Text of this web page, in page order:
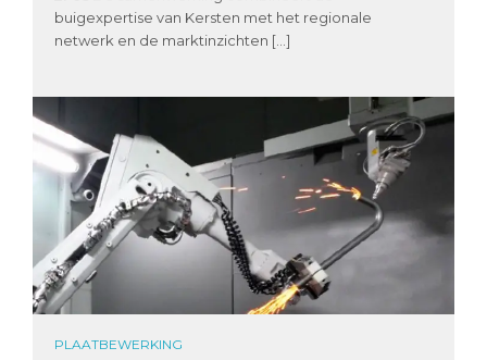
buigexpertise van Kersten met het regionale
netwerk en de marktinzichten […]
PLAATBEWERKING